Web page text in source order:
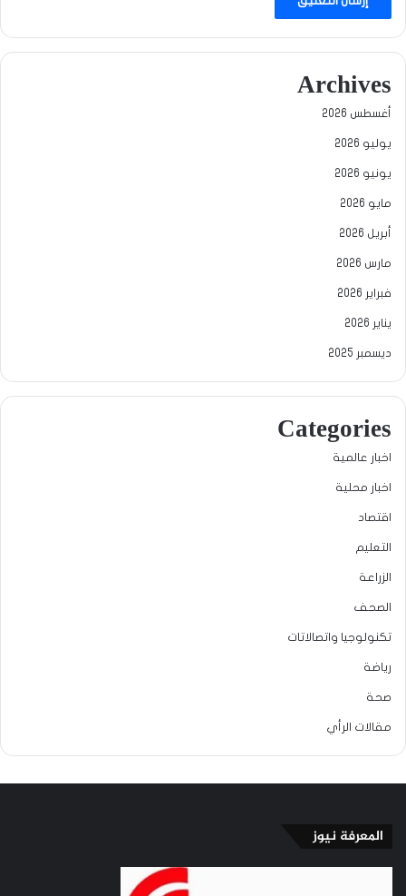
Archives
أغسطس 2026
يوليو 2026
يونيو 2026
مايو 2026
أبريل 2026
مارس 2026
فبراير 2026
يناير 2026
ديسمبر 2025
Categories
اخبار عالمية
اخبار محلية
اقتصاد
التعليم
الزراعة
الصحف
تكنولوجيا واتصالاتات
رياضة
صحة
مقالات الرأي
المعرفة نيوز